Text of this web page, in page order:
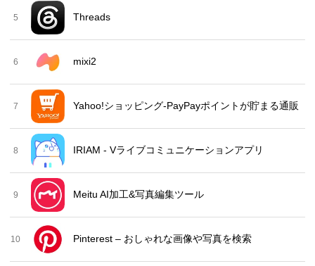
5 Threads
6 mixi2
7 Yahoo!ショッピング-PayPayポイントが貯まる通販
8 IRIAM - Vライブコミュニケーションアプリ
9 Meitu AI加工&写真編集ツール
10 Pinterest – おしゃれな画像や写真を検索